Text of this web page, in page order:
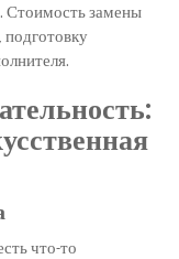
Стоимость замены
подготовку
что-то